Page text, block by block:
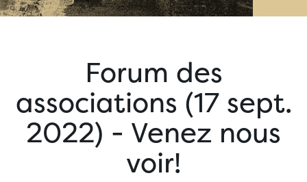
Forum des
associations (17 sept.
2022) - Venez nous
voir!